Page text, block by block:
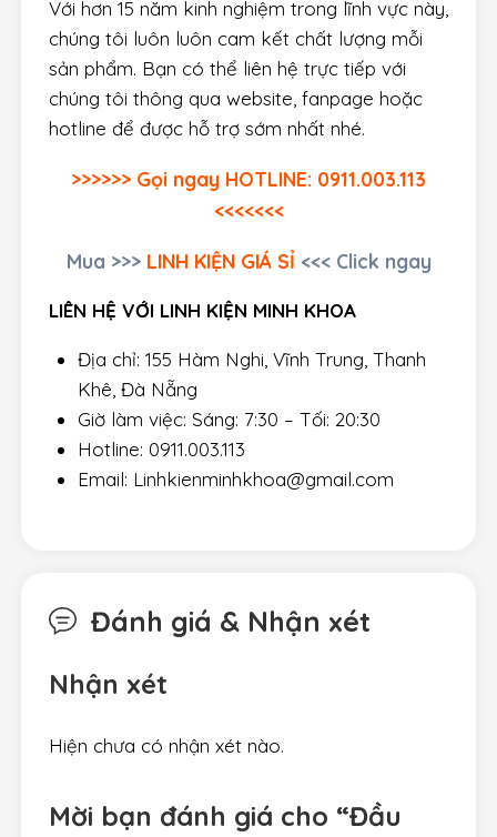
Với hơn 15 năm kinh nghiệm trong lĩnh vực này,
chúng tôi luôn luôn cam kết chất lượng mỗi
sản phẩm. Bạn có thể liên hệ trực tiếp với
chúng tôi thông qua website, fanpage hoặc
hotline để được hỗ trợ sớm nhất nhé.
>>>>>> Gọi ngay HOTLINE: 0911.003.113
<<<<<<<
Mua >>> LINH KIỆN GIÁ SỈ <<< Click ngay
LIÊN HỆ VỚI LINH KIỆN MINH KHOA
Địa chỉ: 155 Hàm Nghi, Vĩnh Trung, Thanh
Khê, Đà Nẵng
Giờ làm việc: Sáng: 7:30 – Tối: 20:30
Hotline: 0911.003.113
Email: Linhkienminhkhoa@gmail.com
Đánh giá & Nhận xét
Nhận xét
Hiện chưa có nhận xét nào.
Mời bạn đánh giá cho “Đầu